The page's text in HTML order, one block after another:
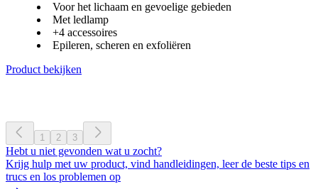
Voor het lichaam en gevoelige gebieden
Met ledlamp
+4 accessoires
Epileren, scheren en exfoliëren
Product bekijken
1 2 3
Hebt u niet gevonden wat u zocht?
Krijg hulp met uw product, vind handleidingen, leer de beste tips en
trucs en los problemen op